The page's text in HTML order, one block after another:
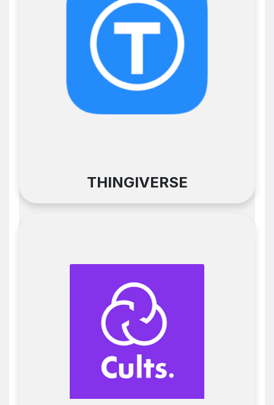
THINGIVERSE